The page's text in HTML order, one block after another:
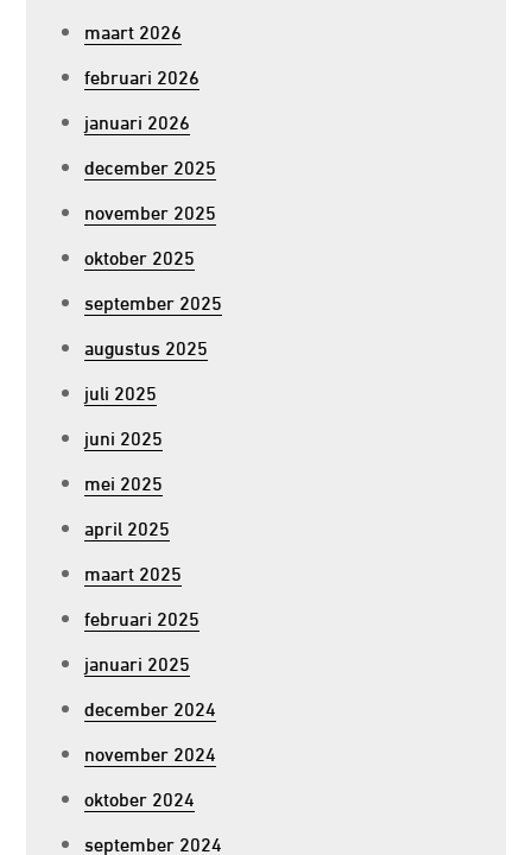
maart 2026
februari 2026
januari 2026
december 2025
november 2025
oktober 2025
september 2025
augustus 2025
juli 2025
juni 2025
mei 2025
april 2025
maart 2025
februari 2025
januari 2025
december 2024
november 2024
oktober 2024
september 2024